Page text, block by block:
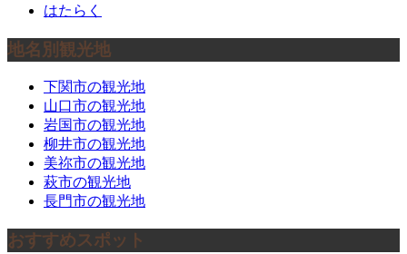
はたらく
地名別観光地
下関市の観光地
山口市の観光地
岩国市の観光地
柳井市の観光地
美祢市の観光地
萩市の観光地
長門市の観光地
おすすめスポット